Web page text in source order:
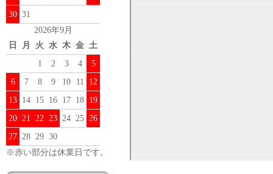
30 31
2026年9月
日
月 火 水 木 金 土
1
2 3 4
5
6
7 8 9 10 11
12
13 14 15 16 17 18 19
20 21 22 23 24 25 26
27 28 29 30
※赤い部分は休業日です。